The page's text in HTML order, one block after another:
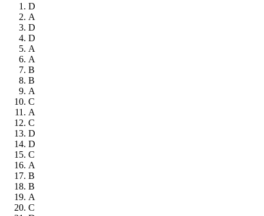
D
A
D
D
A
A
B
B
A
C
A
C
D
D
C
A
B
B
A
C